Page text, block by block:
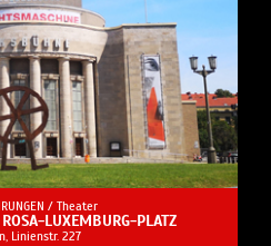
/ Theater
LUXEMBURG-PLATZ
Linienstr. 227